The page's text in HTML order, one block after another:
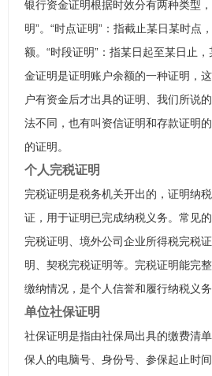
银行资金证明根据时效分有两种类型，
明”。“时点证明”：指截止某日某时点
额。“时段证明”：指某日起至某日止
金证明是证明账户余额的一种证明，
户有资金后才出具的证明、我们所说
法不同，也有叫资信证明和存款证明
的证明。
个人完税证明
完税证明是税务机关开出的，证明纳
证，用于证明已完成纳税义务。常见
完税证明、境外公司企业所得税完税
明、契税完税证明等。完税证明能完
缴纳情况，是个人信誉和履行纳税义务
单位社保证明
社保证明是指由社保局出具的缴费清
保人的电脑号、身份号、参保起止时